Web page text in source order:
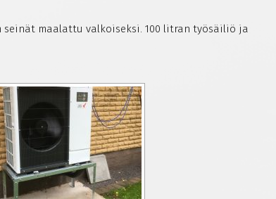
seinät maalattu valkoiseksi. 100 litran työsäiliö ja